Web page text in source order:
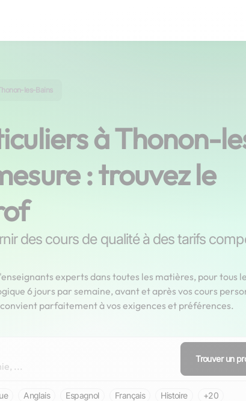
les-Bains
à Thonon-
: trouvez le
des cours de qualité à des tarifs
experts dans toutes les matières, pour tous
6 jours par semaine, avant et après vos cours
parfaitement à vos exigences et préférences.
Trouver un
Anglais Espagnol Français Histoire +20